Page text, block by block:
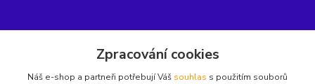
Zpracování cookies
Náš e-shop a partneři potřebují Váš souhlas s použitím souborů